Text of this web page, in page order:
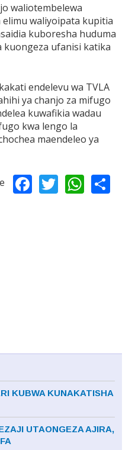
waliotembelewa
waliyoipata kupitia
kuboresha huduma
kuongeza ufanisi katika
endelevu wa TVLA
ya chanjo za mifugo
kuwafikia wadau
kwa lengo la
maendeleo ya
Facebook
Twitter
KUBWA KUNAKATISHA
UTAONGEZA AJIRA,